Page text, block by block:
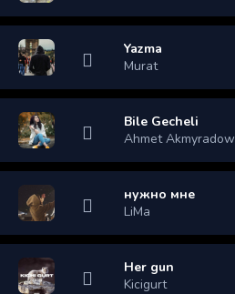
Yazma
Murat
Bile Gecheli
Ahmet Akmyradow
нужно мне
LiMa
Her gun
Kicigurt